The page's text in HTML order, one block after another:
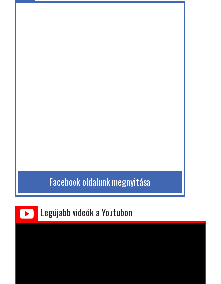
Facebook oldalunk megnyitása
Legújabb videók a Youtubon